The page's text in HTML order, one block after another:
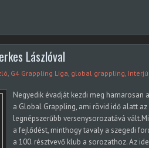
Lászlóval
, G4 Grappling Liga, global grappling, Interjú
Negyedik évadját kezdi meg hamarosan
a Global Grappling, ami rövid idő alatt
legnépszerűbb versenysorozatává
a fejlődést, minthogy tavaly a szegedi
a 100. résztvevő klub a sorozathoz. Az